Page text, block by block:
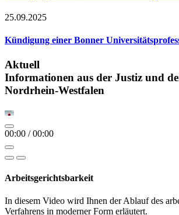
25.09.2025
Kündigung einer Bonner
Aktuell
Informationen aus der Justiz und
Nordrhein-Westfalen
00:00 /00:00
Arbeitsgerichtsbarkeit
In diesem Video wird Ihnen der Ablauf des
Verfahrens in moderner Form erläutert.